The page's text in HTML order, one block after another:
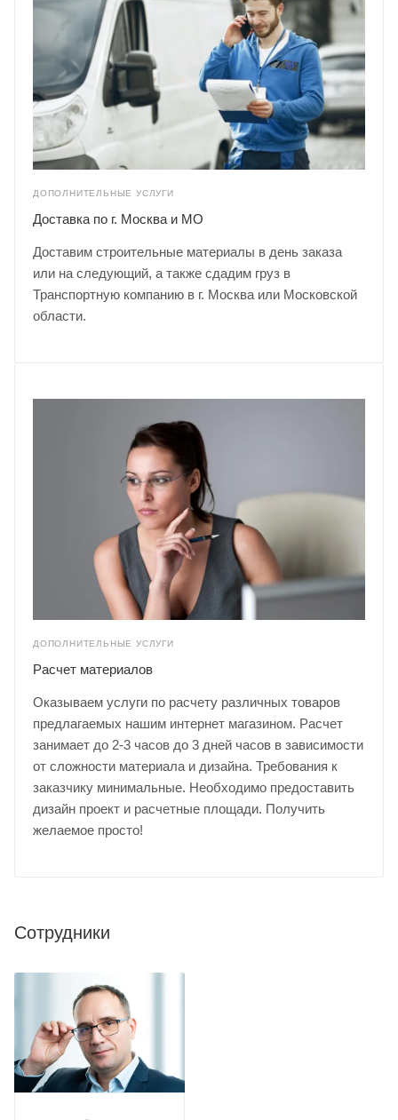
ДОПОЛНИТЕЛЬНЫЕ УСЛУГИ
Доставка по г. Москва и МО
Доставим строительные материалы в день заказа
или на следующий, а также сдадим груз в
Транспортную компанию в г. Москва или Московской
области.
ДОПОЛНИТЕЛЬНЫЕ УСЛУГИ
Расчет материалов
Оказываем услуги по расчету различных товаров
предлагаемых нашим интернет магазином. Расчет
занимает до 2-3 часов до 3 дней часов в зависимости
от сложности материала и дизайна. Требования к
заказчику минимальные. Необходимо предоставить
дизайн проект и расчетные площади. Получить
желаемое просто!
Сотрудники